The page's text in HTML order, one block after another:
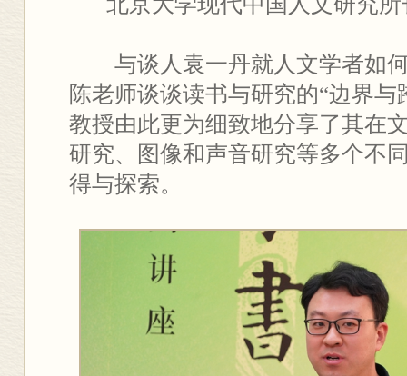
与谈人袁一丹就人文学者如
陈老师谈谈读书与研究的“边界
教授由此更为细致地分享了其在
研究、图像和声音研究等多个不
得与探索。